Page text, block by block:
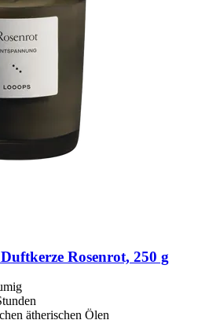
Duftkerze Rosenrot, 250 g
ätherischen Ölen